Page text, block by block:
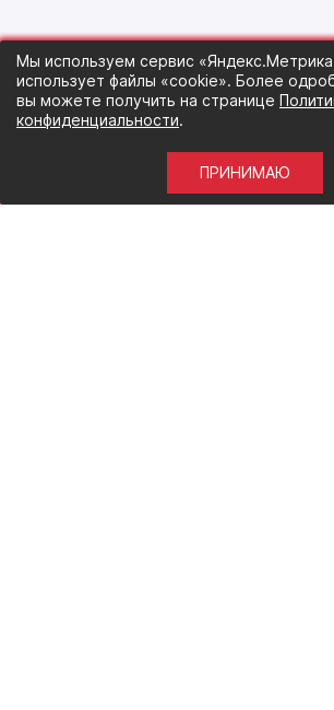
Мы используем сервис
использует файлы «cookie». Более
вы можете получить на странице
конфиденциальности.
ПРИНИМАЮ